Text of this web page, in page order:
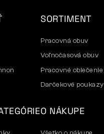
SORTIMENT
Pracovná obuv
Voľnočasová obuv
Pracovné oblečenie
Darčekové poukazy
O NÁKUPE